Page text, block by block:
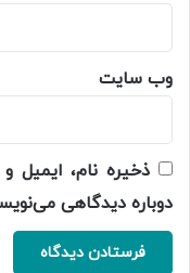
وب‌ سایت
ذخیره نام، ایمیل
دوباره دیدگاهی